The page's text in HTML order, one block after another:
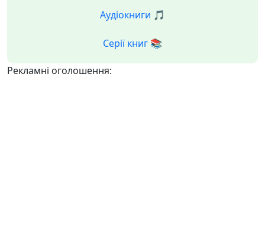
Аудіокниги 🎵
Серії книг 📚
Рекламні оголошення: